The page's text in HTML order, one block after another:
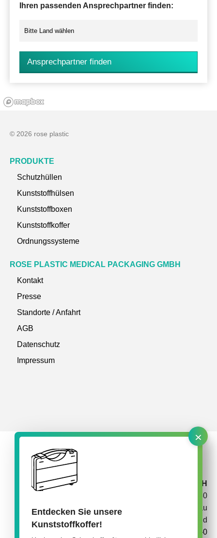
×
Entdecken Sie unsere
Kunststoffkoffer!
Ihren passenden Ansprechpartner finden:
Ansprechpartner finden
rose plastic medical packaging GmbH
Rupolzer Straße 30
88138 Hergensweiler/Lindau
Deutschland
+49 8388 92345–0
© 2026 rose plastic
PRODUKTE
Schutzhüllen
Kunststoffhülsen
Kunststoffboxen
Kunststoffkoffer
Ordnungssysteme
ROSE PLASTIC MEDICAL PACKAGING GMBH
Kontakt
Presse
Standorte / Anfahrt
AGB
Datenschutz
Impressum